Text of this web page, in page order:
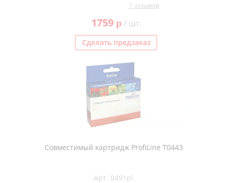
1 отзывов
1759 p/ шт.
Сделать предзаказ
Совместимый картридж ProfiLine T0443
Арт. 0491pl